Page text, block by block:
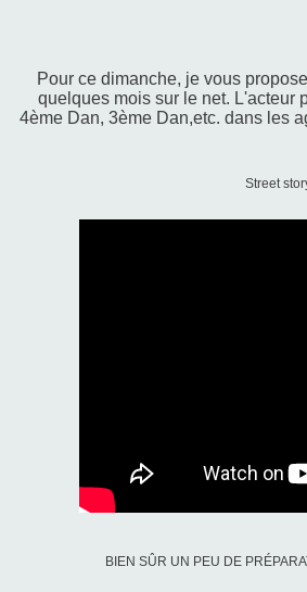
Pour ce dimanche, je vous
quelques mois sur le net. L'acteur
4ème Dan, 3ème Dan,etc. dans les
Street
BIEN SÛR UN PEU DE